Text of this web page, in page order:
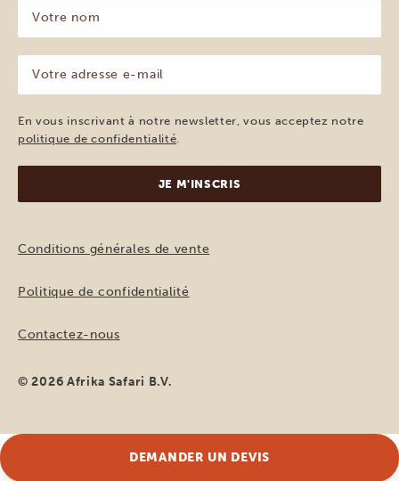
nom
(Nécessaire)
adresse
e-
mail
(Nécessaire)
En vous inscrivant à notre newsletter, vous acceptez notre
politique de confidentialité
Conditions générales de vente
Politique de confidentialité
Contactez-nous
© 2026 Afrika Safari B.V.
DEMANDER UN DEVIS